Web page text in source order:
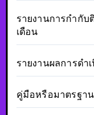
รายงานการกำกับ
เดือน
รายงานผลการดำ
คู่มือหรือมาตรฐา